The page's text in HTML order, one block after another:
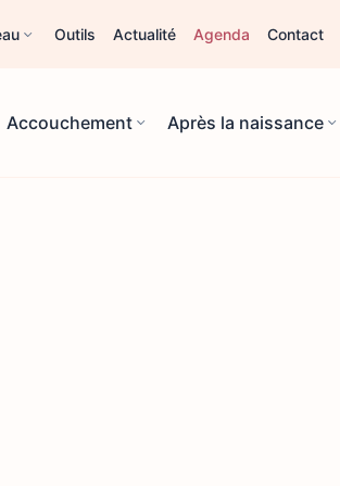
Outils Actualité Agenda Contact
Accouchement Après la naissance